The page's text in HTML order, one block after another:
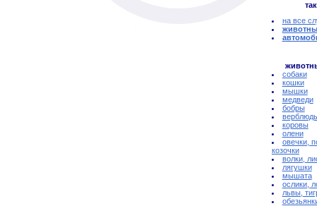
на все
собаки
кошки
мышки
медведи
бобры
коровы
олени
овечки,
козочки
волки,
лягушки
мышата
ослики,
львы,